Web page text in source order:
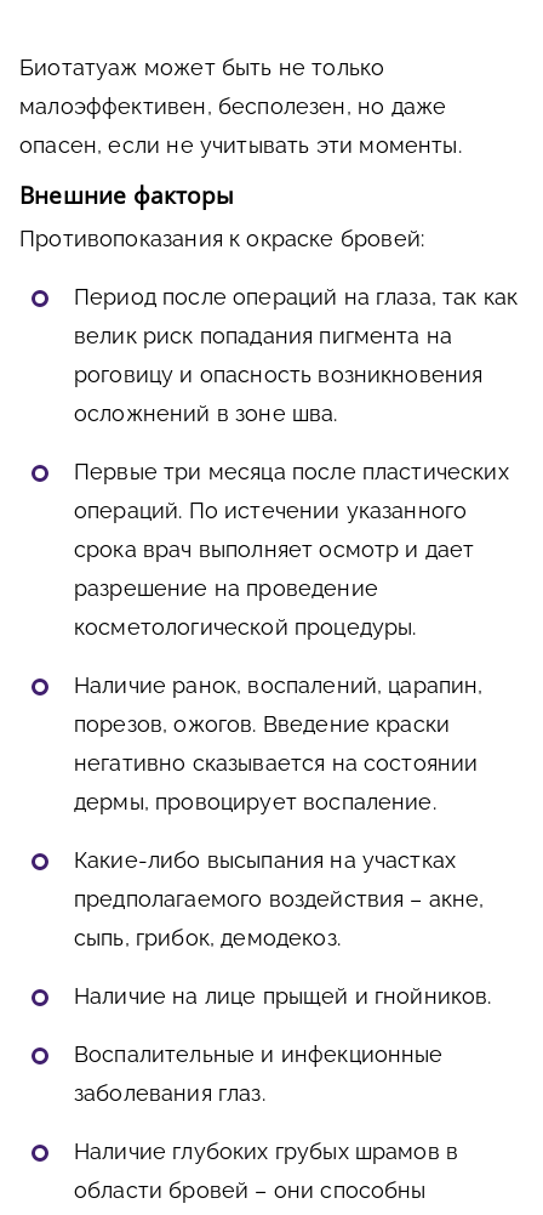
Биотатуаж может быть не только
малоэффективен, бесполезен, но даже
опасен, если не учитывать эти моменты.
Внешние факторы
Противопоказания к окраске бровей:
Период после операций на глаза, так как
велик риск попадания пигмента на
роговицу и опасность возникновения
осложнений в зоне шва.
Первые три месяца после пластических
операций. По истечении указанного
срока врач выполняет осмотр и дает
разрешение на проведение
косметологической процедуры.
Наличие ранок, воспалений, царапин,
порезов, ожогов. Введение краски
негативно сказывается на состоянии
дермы, провоцирует воспаление.
Какие-либо высыпания на участках
предполагаемого воздействия – акне,
сыпь, грибок, демодекоз.
Наличие на лице прыщей и гнойников.
Воспалительные и инфекционные
заболевания глаз.
Наличие глубоких грубых шрамов в
области бровей – они способны